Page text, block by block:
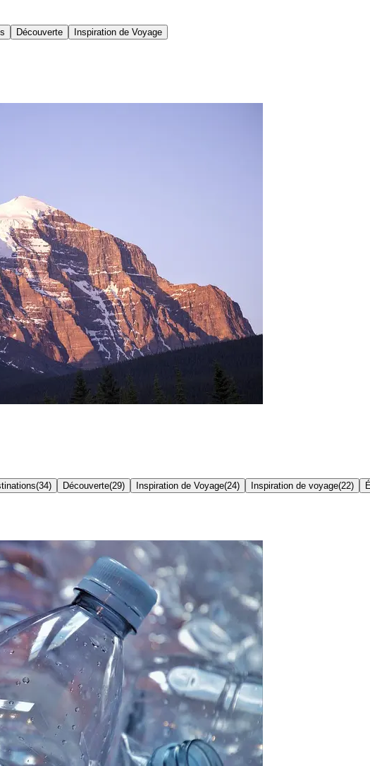
Découverte Inspiration de Voyage
(34) Découverte(29) Inspiration de Voyage(24) Inspiration de voyage(22)